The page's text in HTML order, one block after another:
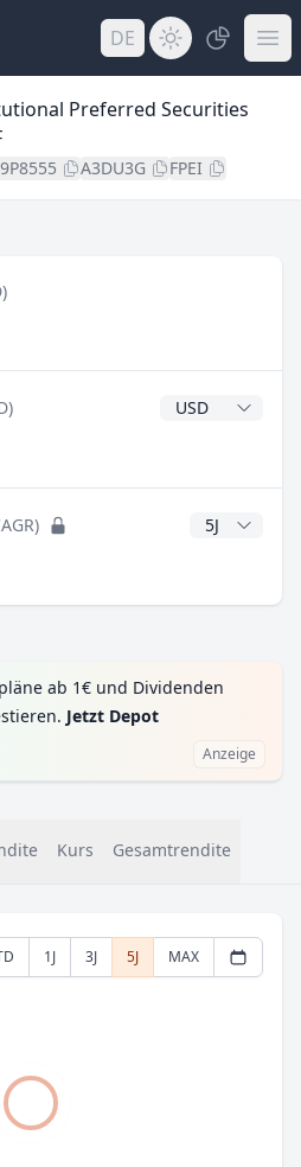
DE
Preferred Securities
A3DU3G FPEI
CAGR Jahre
ab 1€ und Dividenden
Jetzt Depot
Anzeige
Kurs Gesamtrendite
1J 3J 5J MAX